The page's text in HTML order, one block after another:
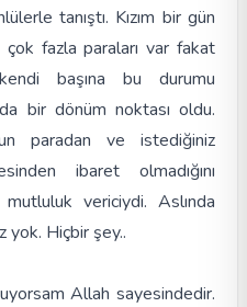
tanıştı. Kızım bir gün
fazla paraları var fakat
başına bu durumu
bir dönüm noktası oldu.
paradan ve istediğiniz
ibaret olmadığını
vericiydi. Aslında
yok. Hiçbir şey..
Allah sayesindedir.